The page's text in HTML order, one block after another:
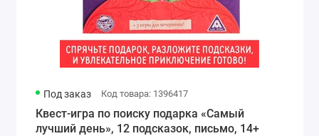
Под заказ Код товара: 1396417
Квест-игра по поиску подарка «Самый
лучший день», 12 подсказок, письмо, 14+